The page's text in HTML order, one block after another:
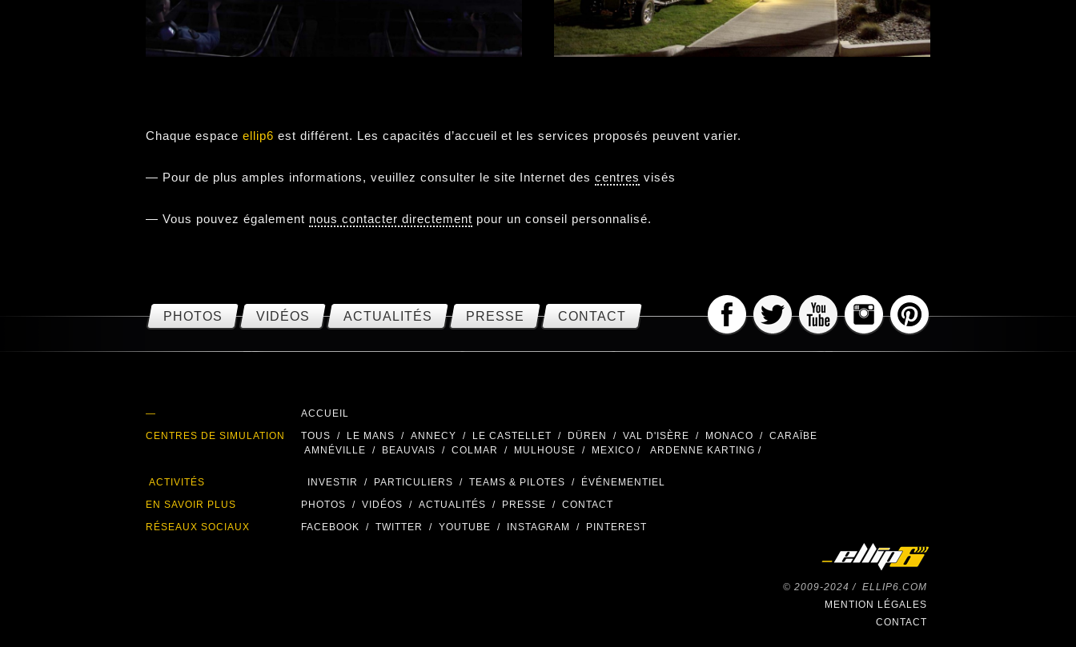
Chaque espace ellip6 est différent. Les capacités d’accueil et les services proposés peuvent varier.
— Pour de plus amples informations, veuillez consulter le site Internet des centres visés
— Vous pouvez également nous contacter directement pour un conseil personnalisé.
PHOTOS VIDÉOS ACTUALITÉS PRESSE CONTACT
—
ACCUEIL
CENTRES DE SIMULATION
TOUS / LE MANS / ANNECY / LE CASTELLET / DÜREN / VAL D'ISÈRE / MONACO / CARAÏBE
AMNÉVILLE
/ BEAUVAIS / COLMAR / MULHOUSE / MEXICO / ARDENNE KARTING /
ACTIVITÉS INVESTIR / PARTICULIERS / TEAMS & PILOTES /
ÉVÉNEMENTIEL
EN SAVOIR PLUS
PHOTOS / VIDÉOS / ACTUALITÉS / PRESSE / CONTACT
RÉSEAUX SOCIAUX
FACEBOOK / TWITTER / YOUTUBE / INSTAGRAM / PINTEREST
© 2009-2024 / ELLIP6.COM
MENTION LÉGALES
CONTACT